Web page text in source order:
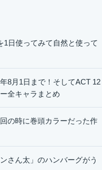
1日使ってみて自然と使って
8月1日まで！そしてACT 12
全キャラまとめ
の時に巻頭カラーだった作
さん太」のハンバーグがう